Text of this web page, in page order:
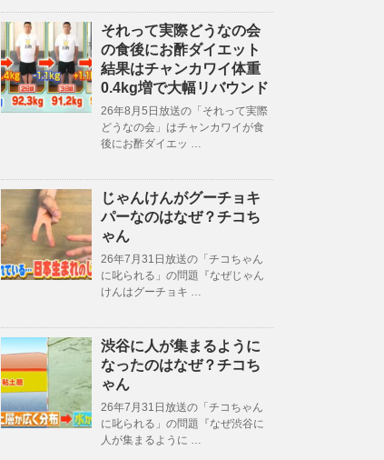
それって実際どうなの会
の食後にお酢ダイエット
結果はチャンカワイ体重
0.4kg増で大幅リバウンド
26年8月5日放送の「それって実際
どうなの会」はチャンカワイが食
後にお酢ダイエッ …
じゃんけんがグーチョキ
パーなのはなぜ？チコち
ゃん
26年7月31日放送の「チコちゃん
に叱られる」の問題『なぜじゃん
けんはグーチョキ …
渋谷に人が集まるように
なったのはなぜ？チコち
ゃん
26年7月31日放送の「チコちゃん
に叱られる」の問題『なぜ渋谷に
人が集まるように …